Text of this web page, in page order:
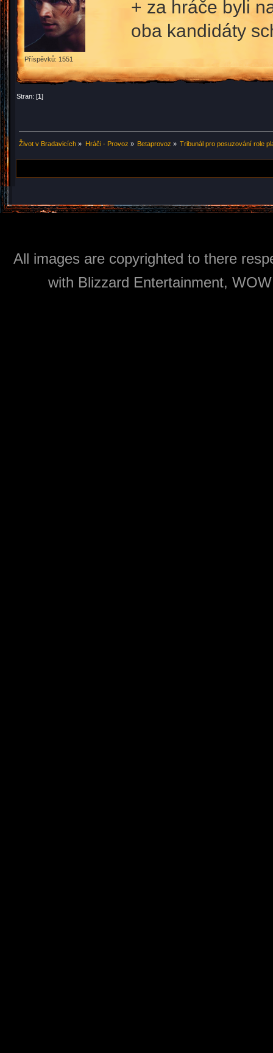
Příspěvků: 1551
+ za hráče byli
oba kandidáty
Stran: [1]
Život v Bradavicích » Hráči - Provoz » Betaprovoz » Tribunál pro posuzování role
All images are copyrighted to there
with Blizzard Entertainment,